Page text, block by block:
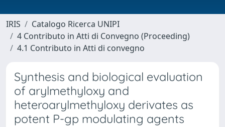
IRIS
Catalogo Ricerca UNIPI
4 Contributo in Atti di Convegno (Proceeding)
4.1 Contributo in Atti di convegno
Synthesis and biological evaluation
of arylmethyloxy and
heteroarylmethyloxy derivates as
potent P-gp modulating agents